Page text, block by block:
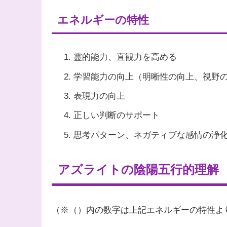
エネルギーの特性
霊的能力、直観力を高める
学習能力の向上（明晰性の向上、視野の
表現力の向上
正しい判断のサポート
思考パターン、ネガティブな感情の浄
アズライトの陰陽五行的理解
（※（）内の数字は上記エネルギーの特性よ